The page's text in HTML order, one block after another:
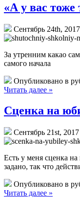
«А у вас
Сентябрь 24th, 2017
За утренним какао
самого начала
Опубликовано в
Читать далее »
Сценка на
Сентябрь 21st, 2017
Есть у меня сценка
задано, так что
Опубликовано в
Читать далее »